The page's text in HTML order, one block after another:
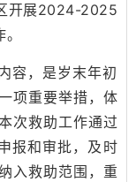
开展2024-2025
容，是岁末年初
项重要举措，体
次救助工作通过
报和审批，及时
入救助范围，重